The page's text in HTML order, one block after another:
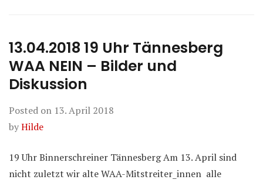
13.04.2018 19 Uhr Tännesberg
WAA NEIN – Bilder und
Diskussion
Posted on 13. April 2018
byHilde
19 Uhr Binnerschreiner Tännesberg Am 13. April sind
nicht zuletzt wir alte WAA-Mitstreiter_innen alle